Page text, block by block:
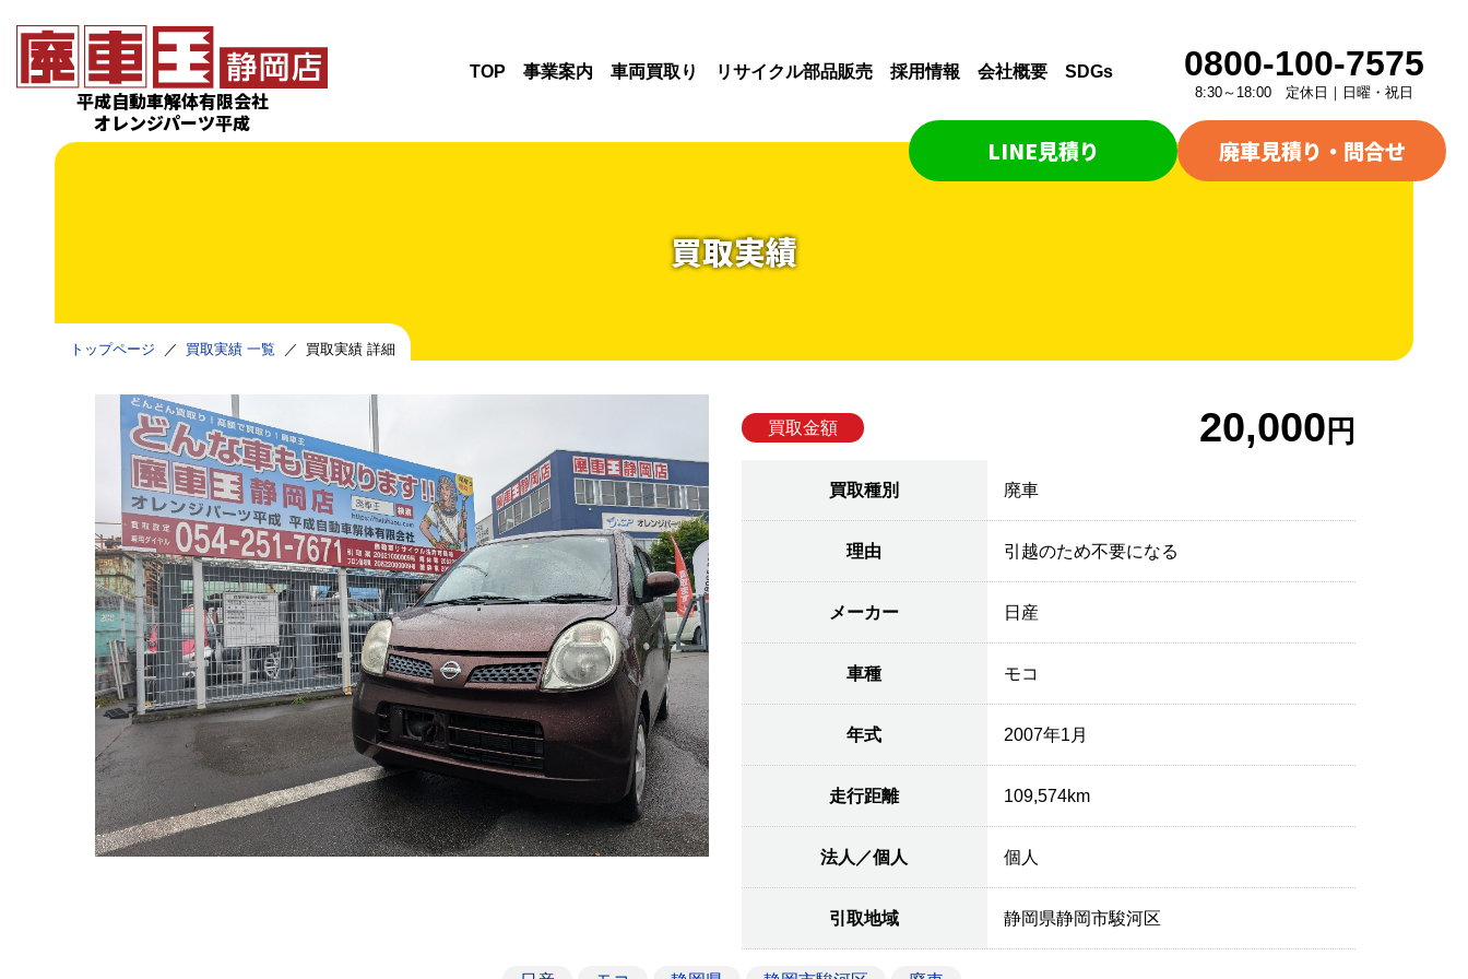
平成自動車解体有限会社
オレンジパーツ平成
TOP 事業案内 車両買取り リサイクル部品販売 採用情報 会社概要 SDGs 0800-100-7575
8:30～18:00 定休日｜日曜・祝日
LINE見積り 廃車見積り・問合せ
買取実績
トップページ 買取実績 一覧 買取実績 詳細
買取金額 20,000 円
買取種別 廃車
理由 引越のため不要になる
メーカー 日産
車種 モコ
年式 2007年1月
走行距離 109,574km
法人／個人 個人
引取地域 静岡県静岡市駿河区